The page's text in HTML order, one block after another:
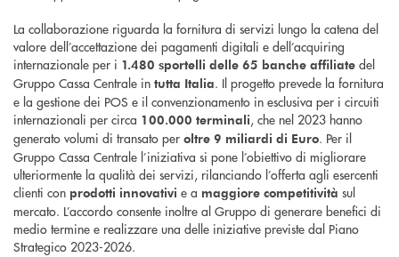
La collaborazione riguarda la fornitura di servizi lungo la catena del
valore dell’accettazione dei pagamenti digitali e dell’acquiring
internazionale per i 1.480 sportelli delle 65 banche affiliate del
Gruppo Cassa Centrale in tutta Italia. Il progetto prevede la fornitura
e la gestione dei POS e il convenzionamento in esclusiva per i circuiti
internazionali per circa 100.000 terminali, che nel 2023 hanno
generato volumi di transato per oltre 9 miliardi di Euro. Per il
Gruppo Cassa Centrale l’iniziativa si pone l’obiettivo di migliorare
ulteriormente la qualità dei servizi, rilanciando l’offerta agli esercenti
clienti con prodotti innovativi e a maggiore competitività sul
mercato. L’accordo consente inoltre al Gruppo di generare benefici di
medio termine e realizzare una delle iniziative previste dal Piano
Strategico 2023-2026.